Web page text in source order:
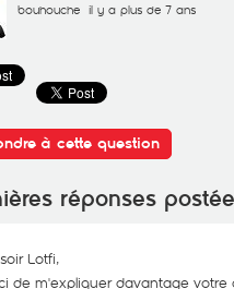
bouhouche il y a plus de 7 ans
à cette question
réponses
Lotfi,
de m'expliquer davantage